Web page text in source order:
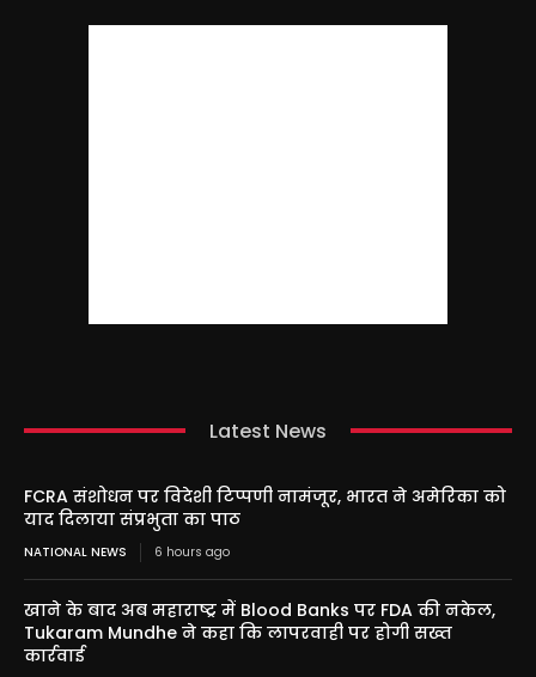
Latest News
FCRA संशोधन पर विदेशी टिप्पणी नामंजूर, भारत ने अमेरिका को
याद दिलाया संप्रभुता का पाठ
NATIONAL NEWS 6 hours ago
खाने के बाद अब महाराष्ट्र में Blood Banks पर FDA की नकेल,
Tukaram Mundhe ने कहा कि लापरवाही पर होगी सख्त
कार्रवाई